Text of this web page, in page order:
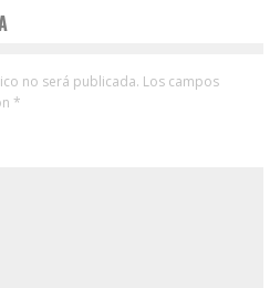
no será publicada. Los campos
*